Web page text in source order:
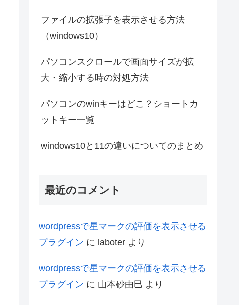
ファイルの拡張子を表示させる方法
（windows10）
パソコンスクロールで画面サイズが拡
大・縮小する時の対処方法
パソコンのwinキーはどこ？ショートカ
ットキー一覧
windows10と11の違いについてのまとめ
最近のコメント
wordpressで星マークの評価を表示させる
プラグイン に laboter より
wordpressで星マークの評価を表示させる
プラグイン に 山本砂由巳 より